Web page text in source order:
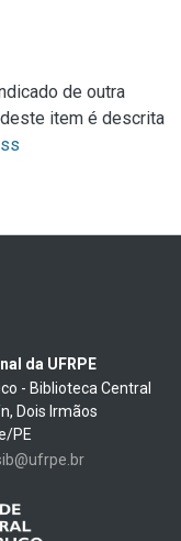
de outra
item é descrita
da UFRPE
- Biblioteca Central
Dois Irmãos
PE